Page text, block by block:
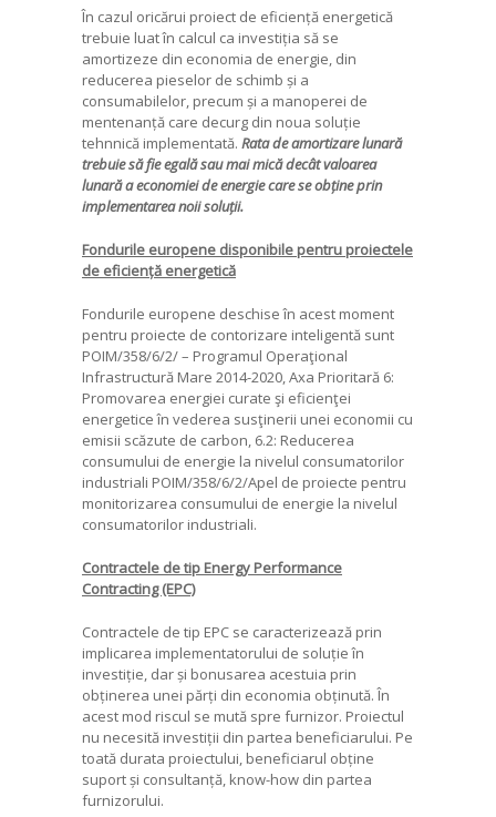
În cazul oricărui proiect de eficiență energetică
trebuie luat în calcul ca investiția să se
amortizeze din economia de energie, din
reducerea pieselor de schimb și a
consumabilelor, precum și a manoperei de
mentenanță care decurg din noua soluție
tehnnică implementată. Rata de amortizare lunară
trebuie să fie egală sau mai mică decât valoarea
lunară a economiei de energie care se obține prin
implementarea noii soluții.
Fondurile europene disponibile pentru proiectele
de eficiență energetică
Fondurile europene deschise în acest moment
pentru proiecte de contorizare inteligentă sunt
POIM/358/6/2/ – Programul Operaţional
Infrastructură Mare 2014-2020, Axa Prioritară 6:
Promovarea energiei curate şi eficienţei
energetice în vederea susţinerii unei economii cu
emisii scăzute de carbon, 6.2: Reducerea
consumului de energie la nivelul consumatorilor
industriali POIM/358/6/2/Apel de proiecte pentru
monitorizarea consumului de energie la nivelul
consumatorilor industriali.
Contractele de tip Energy Performance
Contracting (EPC)
Contractele de tip EPC se caracterizează prin
implicarea implementatorului de soluție în
investiție, dar și bonusarea acestuia prin
obținerea unei părți din economia obținută. În
acest mod riscul se mută spre furnizor. Proiectul
nu necesită investiții din partea beneficiarului. Pe
toată durata proiectului, beneficiarul obține
suport și consultanță, know-how din partea
furnizorului.